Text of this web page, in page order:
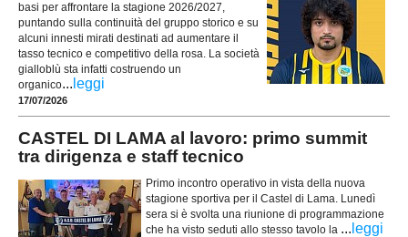
basi per affrontare la stagione 2026/2027,
puntando sulla continuità del gruppo storico e su
alcuni innesti mirati destinati ad aumentare il
tasso tecnico e competitivo della rosa. La società
gialloblù sta infatti costruendo un
organico... leggi
17/07/2026
CASTEL DI LAMA al lavoro: primo summit
tra dirigenza e staff tecnico
Primo incontro operativo in vista della nuova
stagione sportiva per il Castel di Lama. Lunedì
sera si è svolta una riunione di programmazione
che ha visto seduti allo stesso tavolo la ... leggi